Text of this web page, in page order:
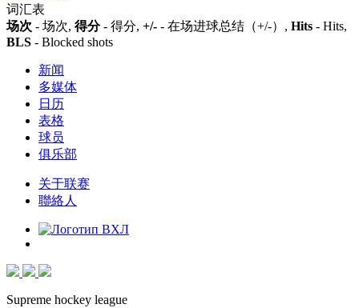
词汇表
场次 - 场次, 得分- 得分, +/- - 在场进球总结（+/-）, Hits - Hits,
BLS - Blocked shots
新闻
多媒体
日历
表格
球员
俱乐部
关于联赛
聯絡人
Supreme hockey league